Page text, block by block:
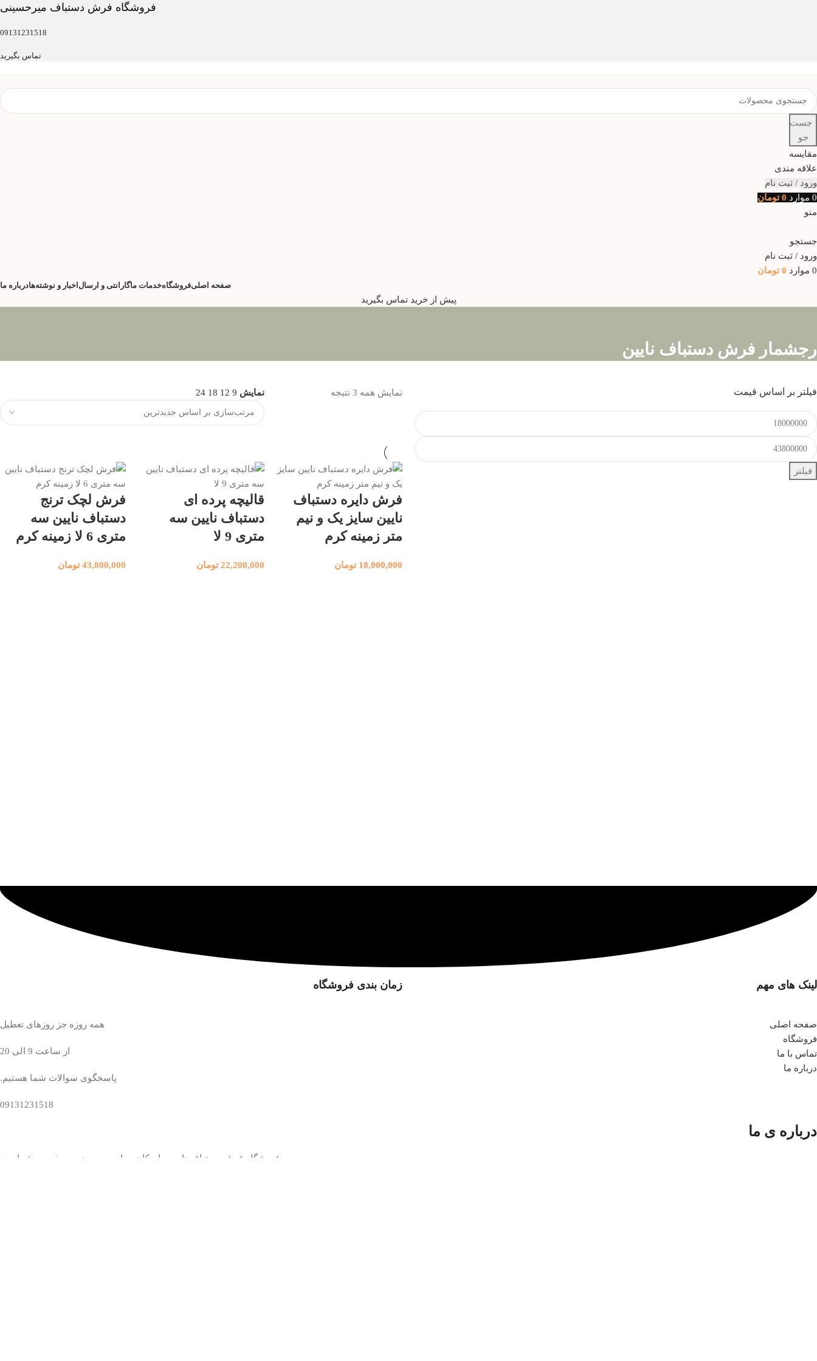
فروشگاه فرش دستباف میرحسینی
09131231518
تماس بگیرید
جست
جو
مقایسه
علاقه مندی
ورود / ثبت نام
0 موارد 0 تومان
منو
جستجو
ورود / ثبت نام
0 موارد 0 تومان
صفحه اصلیفروشگاهخدمات ماگارانتی و ارسال اخبار و نوشته‌هادرباره ما
پیش از خرید تماس بگیرید
رجشمار فرش دستباف نایین
فیلتر بر اساس قیمت
فیلتر
نمایش همه 3 نتیجه نمایش 9
12
18
24
فرش دایره دستباف
نایین سایز یک و نیم
متر زمینه کرم
18,000,000 تومان
قالیچه پرده ای
دستباف نایین سه
متری 9 لا
22,200,000 تومان
فرش لچک ترنج
دستباف نایین سه
متری 6 لا زمینه کرم
43,800,000 تومان
لینک های مهم
صفحه اصلی
فروشگاه
تماس با ما
درباره ما
زمان بندی فروشگاه
همه روزه جز روزهای تعطیل
از ساعت 9 الی 20
پاسخگوی سوالات شما هستیم.
09131231518
درباره ی ما
فروشگاه فرش دستباف نایین و اردکان جواد میرحسینی در خدمت شماست